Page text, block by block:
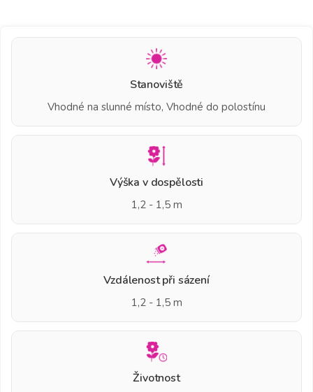
Stanoviště
Vhodné na slunné místo, Vhodné do polostínu
Výška v dospělosti
1,2 - 1,5 m
Vzdálenost při sázení
1,2 - 1,5 m
Životnost